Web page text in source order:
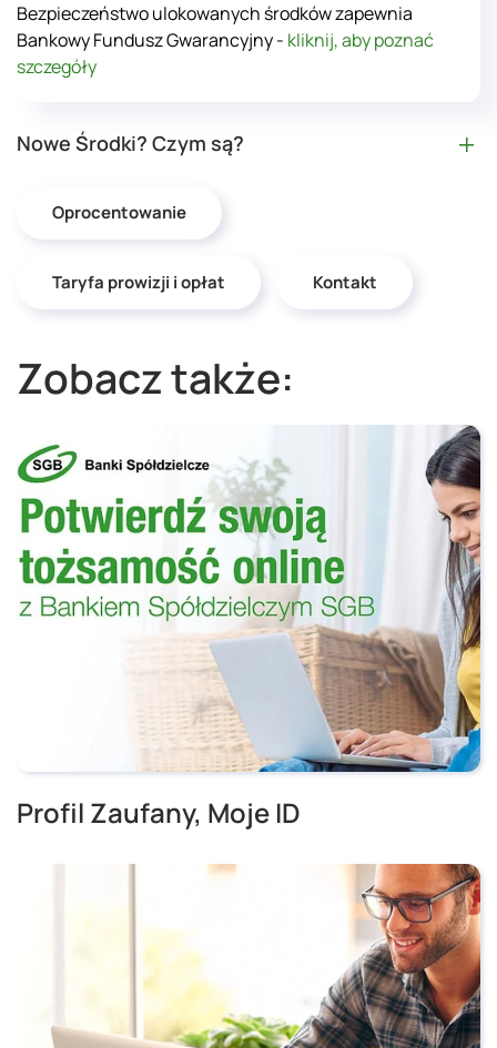
Bezpieczeństwo ulokowanych środków zapewnia
Bankowy Fundusz Gwarancyjny - kliknij, aby poznać
szczegóły
Nowe Środki? Czym są?
Oprocentowanie
Taryfa prowizji i opłat Kontakt
Zobacz także:
Profil Zaufany, Moje ID